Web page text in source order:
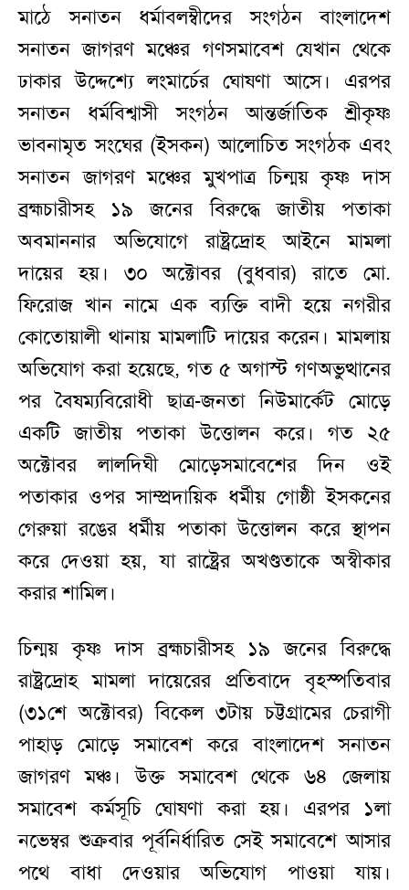
মাঠে সনাতন ধর্মাবলম্বীদের সংগঠন বাংলাদেশ
সনাতন জাগরণ মঞ্চের গণসমাবেশ যেখান থেকে
ঢাকার উদ্দেশ্যে লংমার্চের ঘোষণা আসে। এরপর
সনাতন ধর্মবিশ্বাসী সংগঠন আন্তর্জাতিক শ্রীকৃষ্ণ
ভাবনামৃত সংঘের (ইসকন) আলোচিত সংগঠক এবং
সনাতন জাগরণ মঞ্চের মুখপাত্র চিন্ময় কৃষ্ণ দাস
ব্রহ্মচারীসহ ১৯ জনের বিরুদ্ধে জাতীয় পতাকা
অবমাননার অভিযোগে রাষ্ট্রদ্রোহ আইনে মামলা
দায়ের হয়। ৩০ অক্টোবর (বুধবার) রাতে মো.
ফিরোজ খান নামে এক ব্যক্তি বাদী হয়ে নগরীর
কোতোয়ালী থানায় মামলাটি দায়ের করেন। মামলায়
অভিযোগ করা হয়েছে, গত ৫ অগাস্ট গণঅভুত্থানের
পর বৈষম্যবিরোধী ছাত্র-জনতা নিউমার্কেট মোড়ে
একটি জাতীয় পতাকা উত্তোলন করে। গত ২৫
অক্টোবর লালদিঘী মোড়েসমাবেশের দিন ওই
পতাকার ওপর সাম্প্রদায়িক ধর্মীয় গোষ্ঠী ইসকনের
গেরুয়া রঙের ধর্মীয় পতাকা উত্তোলন করে স্থাপন
করে দেওয়া হয়, যা রাষ্ট্রের অখণ্ডতাকে অস্বীকার
করার শামিল।
চিন্ময় কৃষ্ণ দাস ব্রহ্মচারীসহ ১৯ জনের বিরুদ্ধে
রাষ্ট্রদ্রোহ মামলা দায়েরের প্রতিবাদে বৃহস্পতিবার
(৩১শে অক্টোবর) বিকেল ৩টায় চট্টগ্রামের চেরাগী
পাহাড় মোড়ে সমাবেশ করে বাংলাদেশ সনাতন
জাগরণ মঞ্চ। উক্ত সমাবেশ থেকে ৬৪ জেলায়
সমাবেশ কর্মসূচি ঘোষণা করা হয়। এরপর ১লা
নভেম্বর শুক্রবার পূর্বনির্ধারিত সেই সমাবেশে আসার
পথে বাধা দেওয়ার অভিযোগ পাওয়া যায়।